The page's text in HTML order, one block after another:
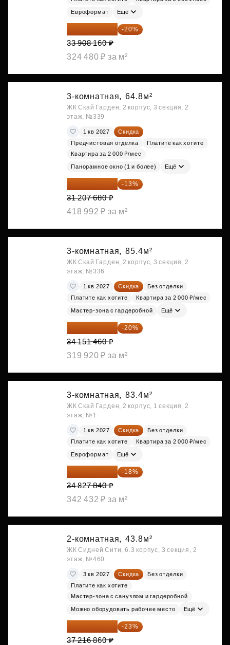
Евроформат Ещё
27 126 528 ₽ -20%
33 908 160 ₽
324 480 ₽ за м²
3-комнатная, 64.8м²
ЖК Скай Гарден, 2 корпус, 3 секция, 2
этаж, №339
1 кв 2027
Скидка
Предчистовая отделка
Платите как хотите
Квартира за 2 000 ₽/мес
Панорамное окно (1 и более) Ещё
27 150 682 ₽ -13%
31 207 680 ₽
418 992 ₽ за м²
3-комнатная, 85.4м²
ЖК Скай Гарден, 2 корпус, 3 секция, 2
этаж, №336
1 кв 2027 Скидка
Без отделки
Платите как хотите
Квартира за 2 000 ₽/мес
Мастер-зона с гардеробной Ещё
27 321 168 ₽ -20%
34 151 460 ₽
319 920 ₽ за м²
3-комнатная, 83.4м²
ЖК Скай Гарден, 2 корпус, 1 секция, 2
этаж, №1
1 кв 2027 Скидка
Без отделки
Платите как хотите
Квартира за 2 000 ₽/мес
Евроформат Ещё
28 558 829 ₽ -18%
34 827 840 ₽
342 432 ₽ за м²
2-комнатная, 43.8м²
ЖК Сидней Сити, 6.3 корпус, 3 секция, 2
этаж, №460
3 кв 2027 Скидка
Без отделки
Платите как хотите
Мастер-зона с санузлом и гардеробной
Можно оборудовать рабочее место Ещё
28 656 982 ₽ -23%
37 216 860 ₽